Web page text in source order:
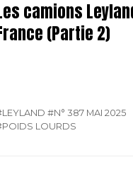
camions
(Partie 2)
#N° 387 MAI 2025
LOURDS